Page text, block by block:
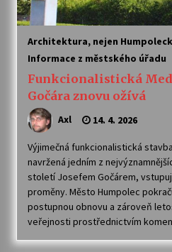
Architektura, nejen
Informace z městského úřadu
Funkcionalistická
Gočára znovu ožívá
Axl 14. 4. 2026
Výjimečná funkcionalistická
navržená jedním z
století Josefem Gočárem,
proměny. Město Humpolec
postupnou obnovu a zároveň
veřejnosti prostřednictvím